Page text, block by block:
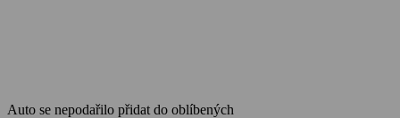
Auto se nepodařilo přidat do oblíbených